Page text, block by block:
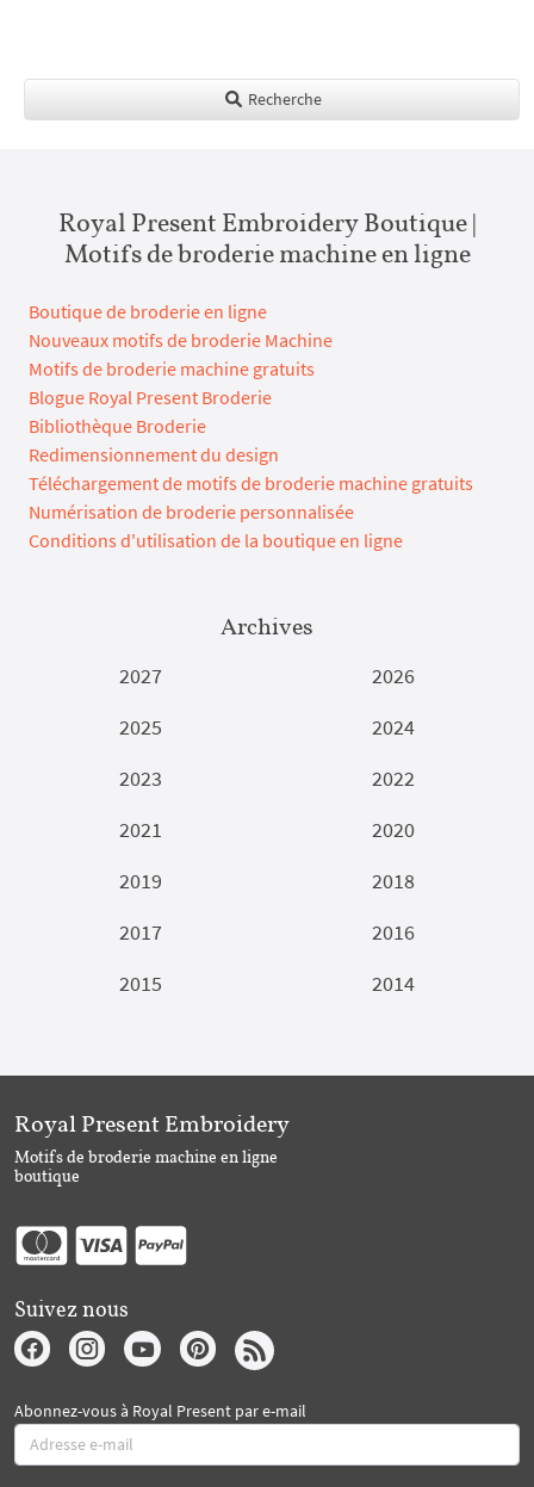
Recherche
Royal Present Embroidery Boutique |
Motifs de broderie machine en ligne
Boutique de broderie en ligne
Nouveaux motifs de broderie Machine
Motifs de broderie machine gratuits
Blogue Royal Present Broderie
Bibliothèque Broderie
Redimensionnement du design
Téléchargement de motifs de broderie machine gratuits
Numérisation de broderie personnalisée
Conditions d'utilisation de la boutique en ligne
Archives
2027
2026
2025
2024
2023
2022
2021
2020
2019
2018
2017
2016
2015
2014
Royal Present Embroidery
Motifs de broderie machine en ligne
boutique
Suivez nous
Abonnez-vous à Royal Present par e-mail